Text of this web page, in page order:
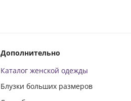
Дополнительно
Каталог женской одежды
Блузки больших размеров